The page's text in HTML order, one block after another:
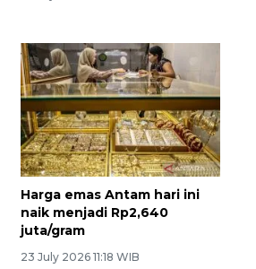
Harga emas Antam hari ini
naik menjadi Rp2,640
juta/gram
23 July 2026 11:18 WIB